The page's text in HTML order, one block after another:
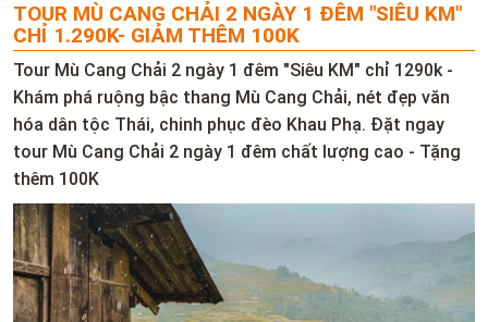
TOUR MÙ CANG CHẢI 2 NGÀY 1 ĐÊM "SIÊU KM"
CHỈ 1.290K- GIẢM THÊM 100K
Tour Mù Cang Chải 2 ngày 1 đêm "Siêu KM" chỉ 1290k -
Khám phá ruộng bậc thang Mù Cang Chải, nét đẹp văn
hóa dân tộc Thái, chinh phục đèo Khau Phạ. Đặt ngay
tour Mù Cang Chải 2 ngày 1 đêm chất lượng cao - Tặng
thêm 100K